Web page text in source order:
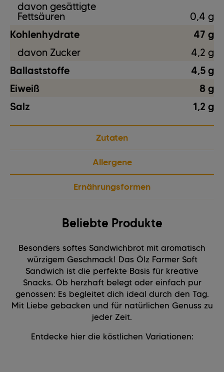
davon gesättigte
Fettsäuren
0,4 g
Kohlenhydrate
47 g
davon Zucker
4,2 g
Ballaststoffe
4,5 g
Eiweiß
8 g
Salz
1,2 g
Zutaten
Allergene
Ernährungsformen
Beliebte Produkte
Besonders softes Sandwichbrot mit aromatisch
würzigem Geschmack! Das Ölz Farmer Soft
Sandwich ist die perfekte Basis für kreative
Snacks. Ob herzhaft belegt oder einfach pur
genossen: Es begleitet dich ideal durch den Tag.
Mit Liebe gebacken und für natürlichen Genuss zu
jeder Zeit.
Entdecke hier die köstlichen Variationen: